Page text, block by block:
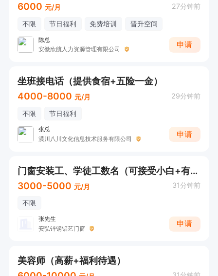
6000 元/月 27分钟前
不限 节日福利 免费培训 晋升空间
陈总
安徽欣航人力资源管理有限公司
申请
坐班接电话（提供食宿+五险一金）
4000-8000 元/月 29分钟前
不限 节日福利
张总
潢川八川文化信息技术服务有限公司
申请
门窗安装工、学徒工数名（可接受小白+有师傅带）
3000-5000 元/月 31分钟前
不限
张先生
安弘锌钢铝艺门窗
申请
美容师（高薪+福利待遇）